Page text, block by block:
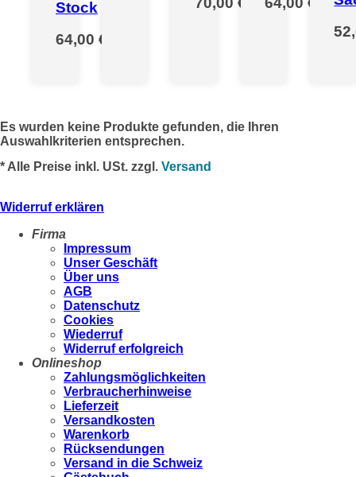
Stock
64,00 €
Es wurden keine Produkte gefunden, die Ihren
Auswahlkriterien entsprechen.
* Alle Preise inkl. USt. zzgl. Versand
Widerruf erklären
Firma
Impressum
Unser Geschäft
Über uns
AGB
Datenschutz
Cookies
Wiederruf
Widerruf erfolgreich
Onlineshop
Zahlungsmöglichkeiten
Verbraucherhinweise
Lieferzeit
Versandkosten
Warenkorb
Rücksendungen
Versand in die Schweiz